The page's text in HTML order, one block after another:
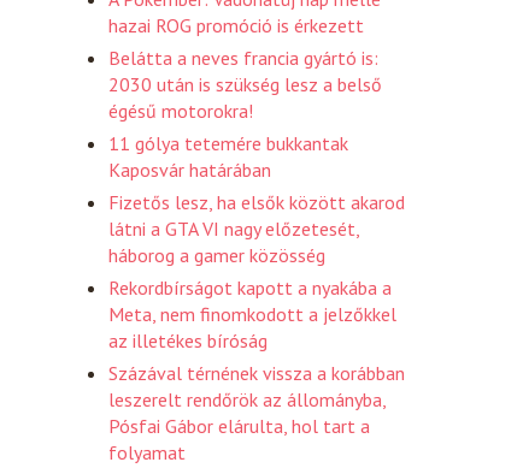
hazai ROG promóció is érkezett
Belátta a neves francia gyártó is:
2030 után is szükség lesz a belső
égésű motorokra!
11 gólya tetemére bukkantak
Kaposvár határában
Fizetős lesz, ha elsők között akarod
látni a GTA VI nagy előzetesét,
háborog a gamer közösség
Rekordbírságot kapott a nyakába a
Meta, nem finomkodott a jelzőkkel
az illetékes bíróság
Százával térnének vissza a korábban
leszerelt rendőrök az állományba,
Pósfai Gábor elárulta, hol tart a
folyamat